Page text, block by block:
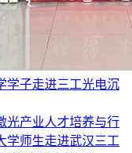
学子走进三工光电沉
光产业人才培养与行
学师生走进武汉三工